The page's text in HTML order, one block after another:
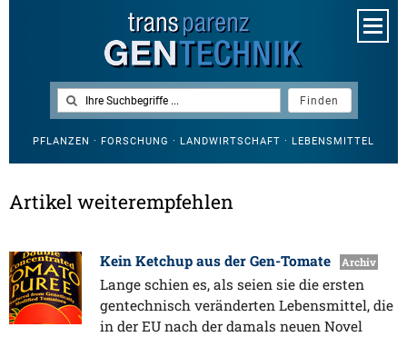
PFLANZEN · FORSCHUNG · LANDWIRTSCHAFT · LEBENSMITTEL
Artikel weiterempfehlen
Kein Ketchup aus der Gen-Tomate Archiv
Lange schien es, als seien sie die ersten
gentechnisch veränderten Lebensmittel, die
in der EU nach der damals neuen Novel